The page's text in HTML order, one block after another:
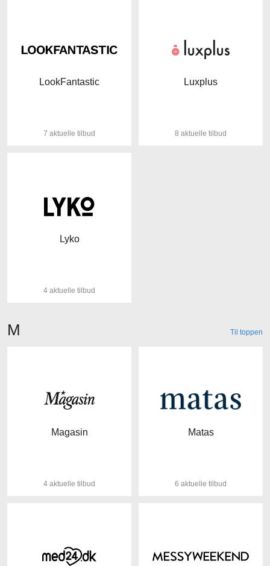
LookFantastic
7 aktuelle tilbud
Luxplus
8 aktuelle tilbud
Lyko
4 aktuelle tilbud
Butikker der starter med bogstavet
M Til toppen
Magasin
4 aktuelle tilbud
Matas
6 aktuelle tilbud